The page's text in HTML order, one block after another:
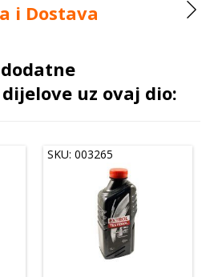
i Dostava
uz ovaj dio:
SKU: 003265